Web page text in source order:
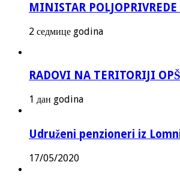
MINISTAR
2 седмице godina
RADOVI NA TERITORIJI
1 дан godina
Udruženi penzioneri iz
17/05/2020